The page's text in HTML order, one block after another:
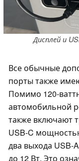
Дисплей и
Все обычные
порты также
Помимо 120-
автомобильной
также включают
USB-C
два выхода
до 12 Вт. Это